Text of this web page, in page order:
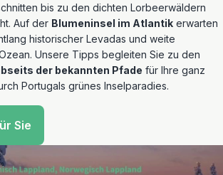
bis zu den dichten Lorbeerwäldern
Auf der Blumeninsel im Atlantik erwarten
historischer Levadas und weite
Unsere Tipps begleiten Sie zu den
der bekannten Pfade für Ihre ganz
Portugals grünes Inselparadies.
Sie